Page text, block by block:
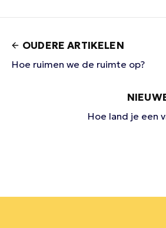
OUDERE ARTIKELEN
Hoe ruimen we de ruimte op?
Hoe land je een